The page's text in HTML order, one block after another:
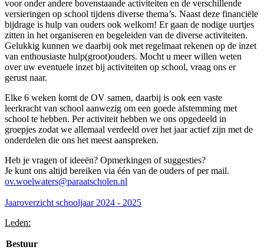
voor onder andere bovenstaande activiteiten en de verschillende
versieringen op school tijdens diverse thema’s. Naast deze financiële
bijdrage is hulp van ouders ook welkom! Er gaan de nodige uurtjes
zitten in het organiseren en begeleiden van de diverse activiteiten.
Gelukkig kunnen we daarbij ook met regelmaat rekenen op de inzet
van enthousiaste hulp(groot)ouders. Mocht u meer willen weten
over uw eventuele inzet bij activiteiten op school, vraag ons er
gerust naar.
Elke 6 weken komt de OV samen, daarbij is ook een vaste
leerkracht van school aanwezig om een goede afstemming met
school te hebben. Per activiteit hebben we ons opgedeeld in
groepjes zodat we allemaal verdeeld over het jaar actief zijn met de
onderdelen die ons het meest aanspreken.
Heb je vragen of ideeën? Opmerkingen of suggesties?
Je kunt ons altijd bereiken via één van de ouders of per mail.
ov.woelwaters@paraatscholen.nl
Jaaroverzicht schooljaar 2024 - 2025
Leden:
Bestuur